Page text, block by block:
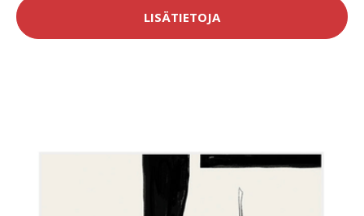
LISÄTIETOJA